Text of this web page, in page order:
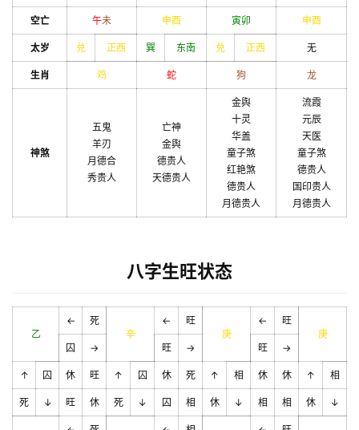
空亡 午未 申酉 寅卯 申酉
太岁 兑 正西 巽 东南 兑 正西 无
生肖 鸡 蛇 狗 龙
神煞
五鬼
羊刃
月德合
秀贵人
亡神
金舆
德贵人
天德贵人
金舆
十灵
华盖
童子煞
红艳煞
德贵人
月德贵人
流霞
元辰
天医
童子煞
德贵人
国印贵人
月德贵人
八字生旺状态
乙
←
死
辛
←
旺
庚
←
旺
庚
囚
→ 旺 → 旺 →
↑ 囚 休 旺 ↑ 囚 休 死 ↑ 相 休 休 ↑ 相
死 ↓ 旺 休 死 ↓ 囚 相 休 ↓ 相 相 休 ↓